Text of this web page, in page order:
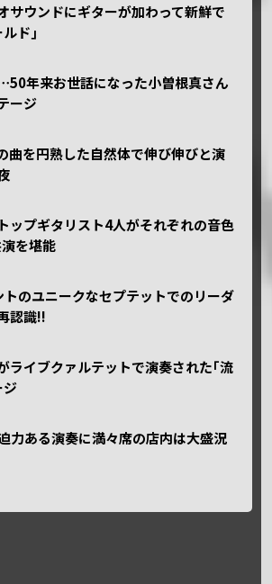
サウンドにギターが加わって新鮮で
ド｣
年来お世話になった小曽根真さん
ージ
曲を円熟した自然体で伸び伸びと演
ップギタリスト4人がそれぞれの音色
を堪能
のユニークなセプテットでのリーダ
認識!!
ライブクァルテットで演奏された｢流
ジ
力ある演奏に満々席の店内は大盛況